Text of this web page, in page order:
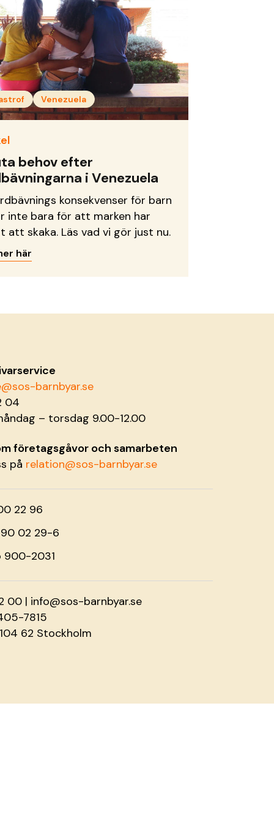
Venezuela
behov efter
i Venezuela
konsekvenser för barn
inte bara för att marken har
att skaka. Läs vad vi gör just nu.
här
barnbyar.se
04
– torsdag 9.00-12.00
företagsgåvor och samarbeten
på relation@sos-barnbyar.se
22 96
02 29-6
900-2031
00 | info@sos-barnbyar.se
7815
62 Stockholm